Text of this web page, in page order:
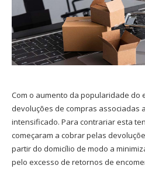
Com o aumento da popularidade do
devoluções de compras associadas
intensificado. Para contrariar esta
começaram a cobrar pelas
partir do domicílio de modo a
pelo excesso de retornos de